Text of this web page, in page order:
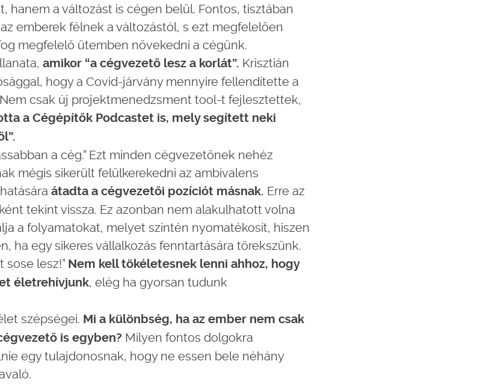
hanem a változást is cégen belül. Fontos, tisztában
emberek félnek a változástól, s ezt megfelelően
megfelelő ütemben növekedni a cégünk.
amikor “a cégvezető lesz a korlát”. Krisztián
hogy a Covid-járvány mennyire fellendítette a
csak új projektmenedzsment tool-t fejlesztettek,
a Cégépítők Podcastet is, mely segített neki
a cég.” Ezt minden cégvezetőnek nehéz
mégis sikerült felülkerekedni az ambivalens
átadta a cégvezetői pozíciót másnak. Erre az
tekint vissza. Ez azonban nem alakulhatott volna
a folyamatokat, melyet szintén nyomatékosít, hiszen
ha egy sikeres vállalkozás fenntartására törekszünk.
sose lesz!” Nem kell tökéletesnek lenni ahhoz, hogy
életrehívjunk, elég ha gyorsan tudunk
szépségei. Mi a különbség, ha az ember nem csak
is egyben? Milyen fontos dolgokra
egy tulajdonosnak, hogy ne essen bele néhány